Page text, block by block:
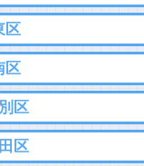
区
区
区
区